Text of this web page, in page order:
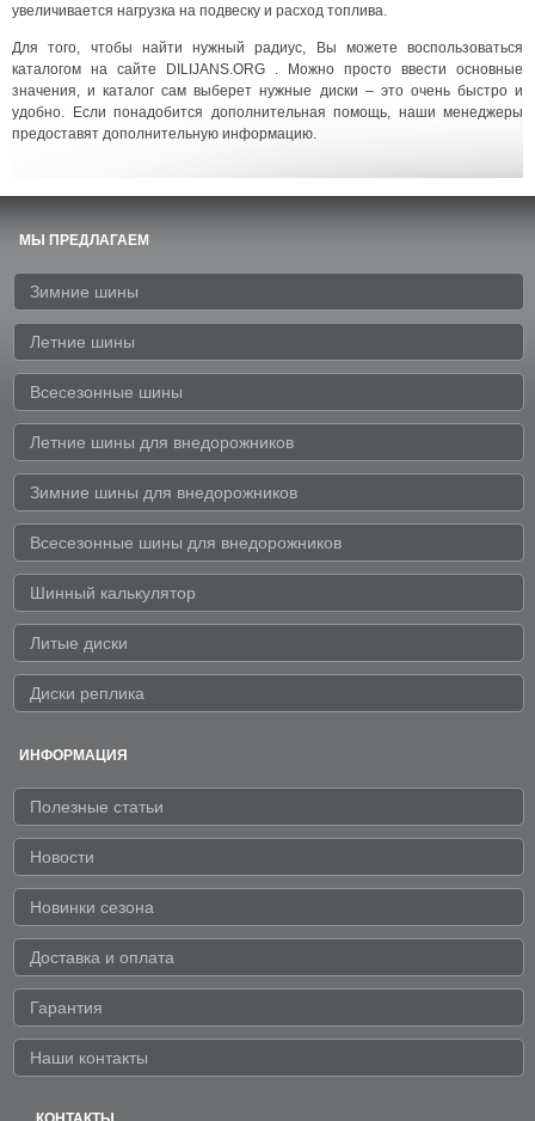
увеличивается нагрузка на подвеску и расход топлива.
Для того, чтобы найти нужный радиус, Вы можете воспользоваться
каталогом на сайте DILIJANS.ORG . Можно просто ввести основные
значения, и каталог сам выберет нужные диски – это очень быстро и
удобно. Если понадобится дополнительная помощь, наши менеджеры
предоставят дополнительную информацию.
МЫ ПРЕДЛАГАЕМ
Зимние шины
Летние шины
Всесезонные шины
Летние шины для внедорожников
Зимние шины для внедорожников
Всесезонные шины для внедорожников
Шинный калькулятор
Литые диски
Диски реплика
ИНФОРМАЦИЯ
Полезные статьи
Новости
Новинки сезона
Доставка и оплата
Гарантия
Наши контакты